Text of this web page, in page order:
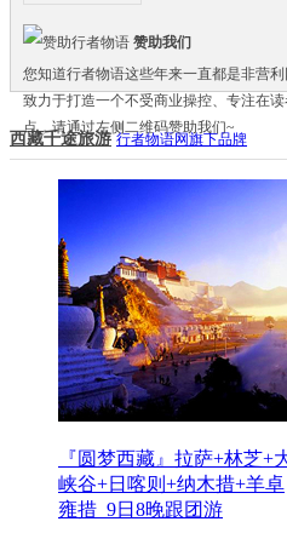
赞助我们
您知道行者物语这些年来一直都是非营
致力于打造一个不受商业操控、专注在
点，请通过左侧二维码赞助我们~
西藏千途旅游 行者物语网旗下品牌
『圆梦西藏』拉萨+林芝+
峡谷+日喀则+纳木措+羊卓
雍措_9日8晚跟团游